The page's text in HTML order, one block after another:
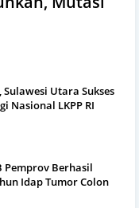
Utara Sukses
Nasional LKPP RI
Pemprov Berhasil
Idap Tumor Colon